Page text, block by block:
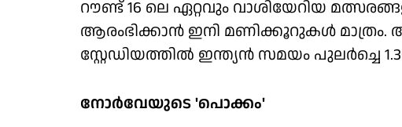
റൗണ്ട് 16 ലെ ഏറ്റവും വാശിയേറിയ
ആരംഭിക്കാൻ ഇനി മണിക്കൂറുകൾ മാത്രം.
സ്റ്റേഡിയത്തിൽ ഇന്ത്യൻ സമയം പുലർച്ചെ
നോർവേയുടെ 'പൊക്കം'